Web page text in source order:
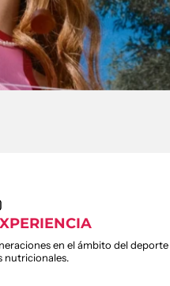
en el ámbito del deporte
nutricionales.